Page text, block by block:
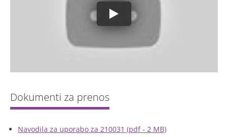
Navodila za uporabo za 210031 (pdf - 2 MB)